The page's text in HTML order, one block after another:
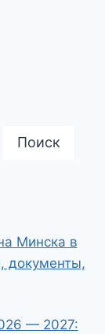
Поиск
Минска в
документы,
— 2027: